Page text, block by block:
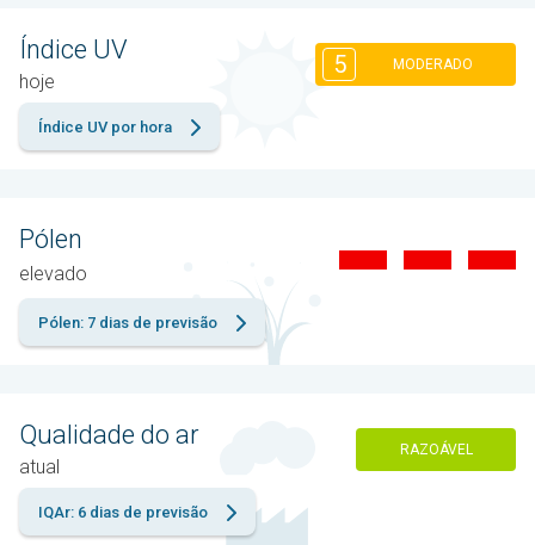
Índice UV
hoje
5 MODERADO
Índice UV por hora
Pólen
elevado
Pólen: 7 dias de previsão
Qualidade do ar
atual
RAZOÁVEL
IQAr: 6 dias de previsão